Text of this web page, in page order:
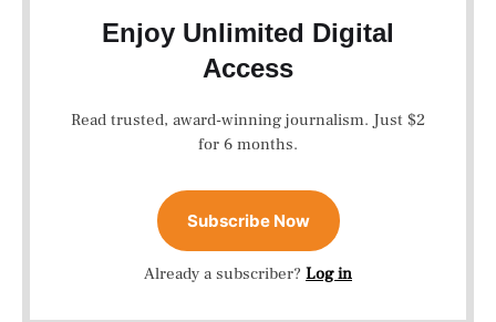
Enjoy Unlimited Digital
Access
Read trusted, award-winning journalism. Just $2
for 6 months.
Subscribe Now
Already a subscriber? Log in